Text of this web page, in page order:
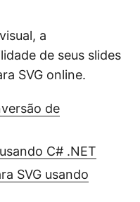
a
de seus slides
SVG online.
de
C# .NET
SVG usando